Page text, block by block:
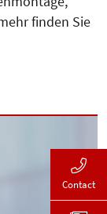
finden Sie
Contact